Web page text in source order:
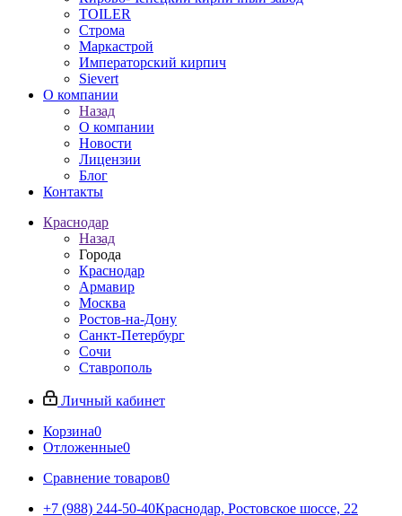
TOILER
Строма
Маркастрой
Императорский кирпич
Sievert
О компании
Назад
О компании
Новости
Лицензии
Блог
Контакты
Краснодар
Назад
Города
Краснодар
Армавир
Москва
Ростов-на-Дону
Санкт-Петербург
Сочи
Ставрополь
Личный кабинет
Корзина0
Отложенные0
Сравнение товаров0
+7 (988) 244-50-40Краснодар, Ростовское шоссе, 22